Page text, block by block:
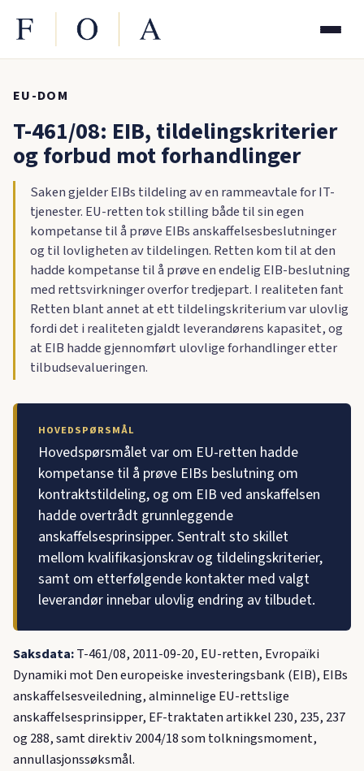
EU-DOM
T-461/08: EIB, tildelingskriterier
og forbud mot forhandlinger
Saken gjelder EIBs tildeling av en rammeavtale for IT-
tjenester. EU-retten tok stilling både til sin egen
kompetanse til å prøve EIBs anskaffelsesbeslutninger
og til lovligheten av tildelingen. Retten kom til at den
hadde kompetanse til å prøve en endelig EIB-beslutning
med rettsvirkninger overfor tredjepart. I realiteten fant
Retten blant annet at ett tildelingskriterium var ulovlig
fordi det i realiteten gjaldt leverandørens kapasitet, og
at EIB hadde gjennomført ulovlige forhandlinger etter
tilbudsevalueringen.
HOVEDSPØRSMÅL
Hovedspørsmålet var om EU-retten hadde
kompetanse til å prøve EIBs beslutning om
kontraktstildeling, og om EIB ved anskaffelsen
hadde overtrådt grunnleggende
anskaffelsesprinsipper. Sentralt sto skillet
mellom kvalifikasjonskrav og tildelingskriterier,
samt om etterfølgende kontakter med valgt
leverandør innebar ulovlig endring av tilbudet.
Saksdata:T-461/08, 2011-09-20, EU-retten, Evropaïki
Dynamiki mot Den europeiske investeringsbank (EIB), EIBs
anskaffelsesveiledning, alminnelige EU-rettslige
anskaffelsesprinsipper, EF-traktaten artikkel 230, 235, 237
og 288, samt direktiv 2004/18 som tolkningsmoment,
annullasjonssøksmål.